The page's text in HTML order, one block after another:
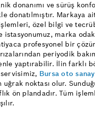
donanımı ve sürüş
donatılmıştır. Markaya
işlemleri, özel bilgi ve
istasyonumuz, marka
profesyonel bir
periyodik
yaptırabilir. İlin farklı
Bursa oto
noktası olur.
ön plandadır. Tüm